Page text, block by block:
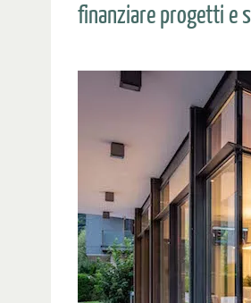
finanziare progetti e